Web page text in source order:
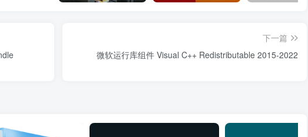
下一篇
微软运行库组件 Visual C++ Redistributable 2015-2022